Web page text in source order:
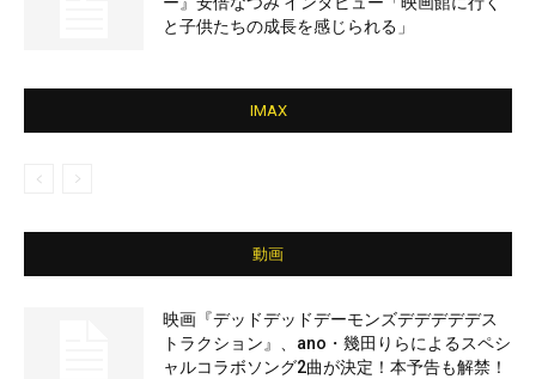
と子供たちの成長を感じられる」
IMAX
動画
映画『デッドデッドデーモンズデデデデデス
トラクション』、ano・幾田りらによるスペシ
ャルコラボソング2曲が決定！本予告も解禁！